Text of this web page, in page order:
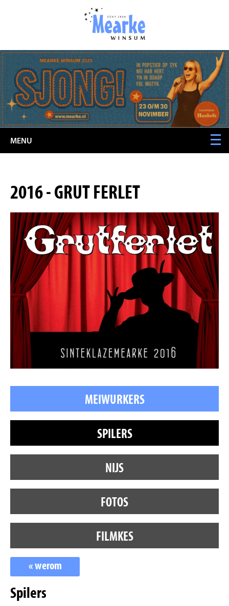
MENU
2016 - GRUT FERLET
MEIWURKERS
SPILERS
NIJS
FOTOS
FILMKES
« werom
Spilers